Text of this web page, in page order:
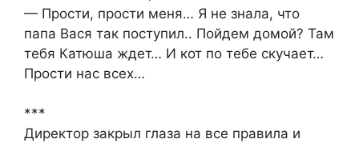
— Прости, прости меня… Я не знала, что
папа Вася так поступил.. Пойдем домой? Там
тебя Катюша ждет… И кот по тебе скучает…
Прости нас всех…
***
Директор закрыл глаза на все правила и